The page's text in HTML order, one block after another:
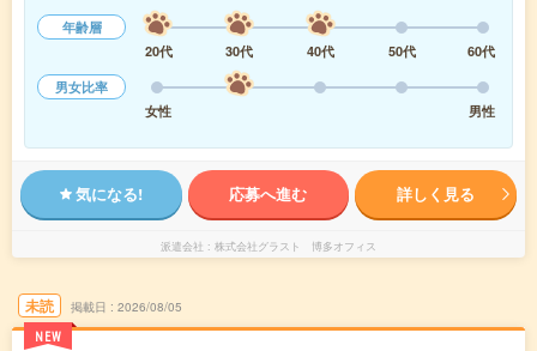
年齢層
20代
30代 40代 50代
60代
男女比率
女性
男性
気になる! 応募へ進む 詳しく見る
派遣会社 株式会社グラスト 博多オフィス
未読
NEW
掲載日 2026/08/05